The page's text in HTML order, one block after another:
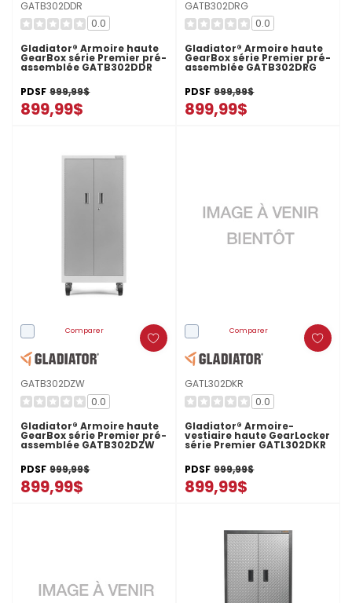
GATB302DDR
0.0
Gladiator® Armoire haute
GearBox série Premier pré-
assemblée GATB302DDR
PDSF 999,99$
899,99$
GATB302DRG
0.0
Gladiator® Armoire haute
GearBox série Premier pré-
assemblée GATB302DRG
PDSF 999,99$
899,99$
Comparer
GATB302DZW
0.0
Gladiator® Armoire haute
GearBox série Premier pré-
assemblée GATB302DZW
PDSF 999,99$
899,99$
Comparer
GATL302DKR
0.0
Gladiator® Armoire-
vestiaire haute GearLocker
série Premier GATL302DKR
PDSF 999,99$
899,99$